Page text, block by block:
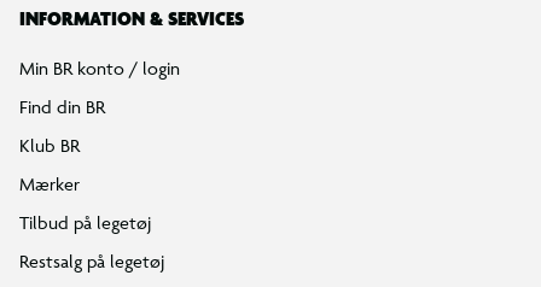
INFORMATION & SERVICES
Min BR konto / login
Find din BR
Klub BR
Mærker
Tilbud på legetøj
Restsalg på legetøj